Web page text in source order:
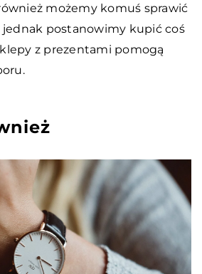
możemy komuś sprawić
jednak postanowimy kupić coś
z prezentami pomogą